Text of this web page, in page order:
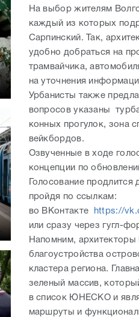
На выбор жителям
каждый из которых
Сарпинский. Так,
удобно добраться на
трамвайчика,
на уточнения
Урбанисты также
вопросов указаны
конных прогулок, зона
вейкбордов.
Озвученные в ходе
концепции по
Голосование
пройдя по ссылкам:
во ВКонтакте
https://
или сразу через гугл-
Напомним,
благоустройства
кластера региона.
зеленый массив,
в список ЮНЕСКО и
маршруты и